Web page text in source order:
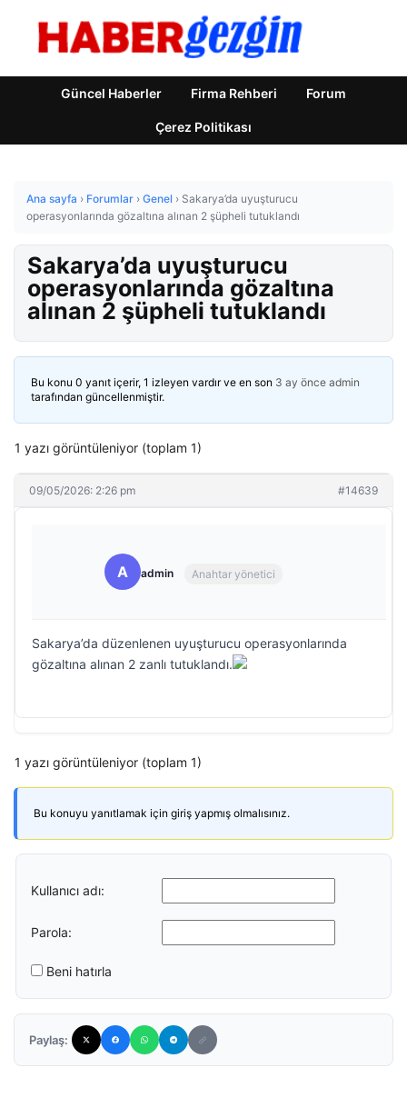
Güncel Haberler Firma Rehberi Forum
Çerez Politikası
Ana sayfa › Forumlar › Genel › Sakarya’da uyuşturucu
operasyonlarında gözaltına alınan 2 şüpheli tutuklandı
Sakarya’da uyuşturucu
operasyonlarında gözaltına
alınan 2 şüpheli tutuklandı
Bu konu 0 yanıt içerir, 1 izleyen vardır ve en son 3 ay önce admin
tarafından güncellenmiştir.
1 yazı görüntüleniyor (toplam 1)
09/05/2026: 2:26 pm #14639
A admin Anahtar yönetici
Sakarya’da düzenlenen uyuşturucu operasyonlarında
gözaltına alınan 2 zanlı tutuklandı.
1 yazı görüntüleniyor (toplam 1)
Bu konuyu yanıtlamak için giriş yapmış olmalısınız.
Kullanıcı adı:
Parola:
Beni hatırla
Paylaş: